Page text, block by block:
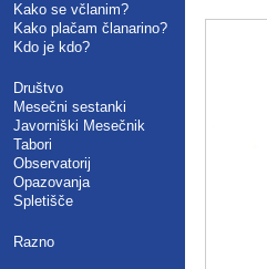
Kako se včlanim?
Kako plačam članarino?
Kdo je kdo?
Društvo
Mesečni sestanki
Javorniški Mesečnik
Tabori
Observatorij
Opazovanja
Spletišče
Razno